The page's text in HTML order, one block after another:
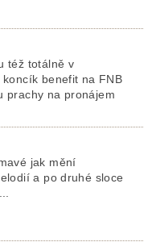
též totálně v
benefit na FNB
prachy na pronájem
jak mění
a po druhé sloce